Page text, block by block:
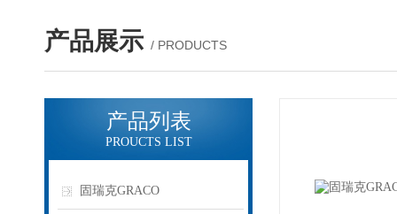
产品展示 / PRODUCTS
产品列表
PROUCTS LIST
固瑞克GRACO